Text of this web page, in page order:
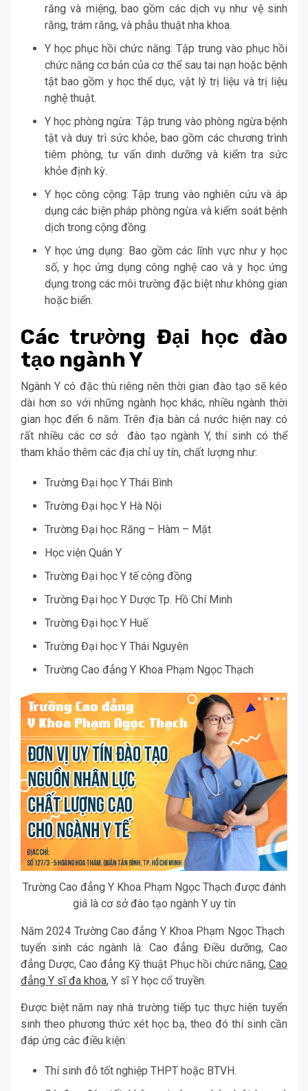
răng và miệng, bao gồm các dịch vụ như vệ sinh
răng, trám răng, và phẫu thuật nha khoa.
Y học phục hồi chức năng: Tập trung vào phục hồi
chức năng cơ bản của cơ thể sau tai nạn hoặc bệnh
tật bao gồm y học thể dục, vật lý trị liệu và trị liệu
nghệ thuật.
Y học phòng ngừa: Tập trung vào phòng ngừa bệnh
tật và duy trì sức khỏe, bao gồm các chương trình
tiêm phòng, tư vấn dinh dưỡng và kiểm tra sức
khỏe định kỳ.
Y học công cộng: Tập trung vào nghiên cứu và áp
dụng các biện pháp phòng ngừa và kiểm soát bệnh
dịch trong cộng đồng.
Y học ứng dụng: Bao gồm các lĩnh vực như y học
số, y học ứng dụng công nghệ cao và y học ứng
dụng trong các môi trường đặc biệt như không gian
hoặc biển.
Các trường Đại học đào
tạo ngành Y
Ngành Y có đặc thù riêng nên thời gian đào tạo sẽ kéo
dài hơn so với những ngành học khác, nhiều ngành thời
gian học đến 6 năm. Trên địa bàn cả nước hiện nay có
rất nhiều các cơ sở đào tạo ngành Y, thí sinh có thể
tham khảo thêm các địa chỉ uy tín, chất lượng như:
Trường Đại học Y Thái Bình
Trường Đại học Y Hà Nội
Trường Đại học Răng – Hàm – Mặt
Học viện Quân Y
Trường Đại học Y tế cộng đồng
Trường Đại học Y Dược Tp. Hồ Chí Minh
Trường Đại học Y Huế
Trường Đại học Y Thái Nguyên
Trường Cao đẳng Y Khoa Phạm Ngọc Thạch
Trường Cao đẳng Y Khoa Phạm Ngọc Thạch được đánh
giá là cơ sở đào tạo ngành Y uy tín
Năm 2024 Trường Cao đẳng Y Khoa Phạm Ngọc Thạch
tuyển sinh các ngành là: Cao đẳng Điều dưỡng, Cao
đẳng Dược, Cao đẳng Kỹ thuật Phục hồi chức năng, Cao
đẳng Y sĩ đa khoa, Y sĩ Y học cổ truyền.
Được biệt năm nay nhà trường tiếp tục thực hiện tuyển
sinh theo phương thức xét học bạ, theo đó thí sinh cần
đáp ứng các điều kiện:
Thí sinh đỗ tốt nghiệp THPT hoặc BTVH.